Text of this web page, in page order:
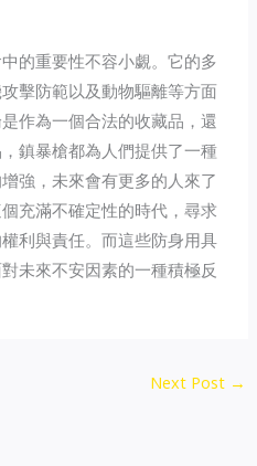
的重要性不容小覷。它的多
擊防範以及動物驅離等方面
作為一個合法的收藏品，還
鎮暴槍都為人們提供了一種
強，未來會有更多的人來了
充滿不確定性的時代，尋求
利與責任。而這些防身用具
未來不安因素的一種積極反
Next Post →